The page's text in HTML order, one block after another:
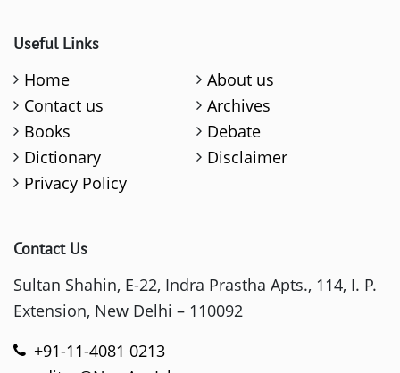
Useful Links
Home
About us
Contact us
Archives
Books
Debate
Dictionary
Disclaimer
Privacy Policy
Contact Us
Sultan Shahin, E-22, Indra Prastha Apts., 114, I. P.
Extension, New Delhi – 110092
+91-11-4081 0213